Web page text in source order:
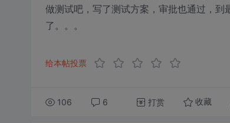
做测试吧，写了测试方案，审批也通过，
了。。。
给本帖投票
106 6 打赏 收藏